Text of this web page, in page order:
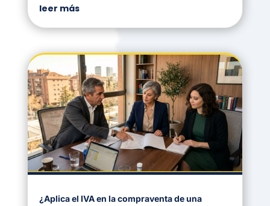
leer más
¿Aplica el IVA en la compraventa de una